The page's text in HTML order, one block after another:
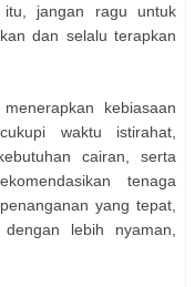
jangan ragu untuk
dan selalu terapkan
kebiasaan
waktu istirahat,
cairan, serta
tenaga
yang tepat,
lebih nyaman,